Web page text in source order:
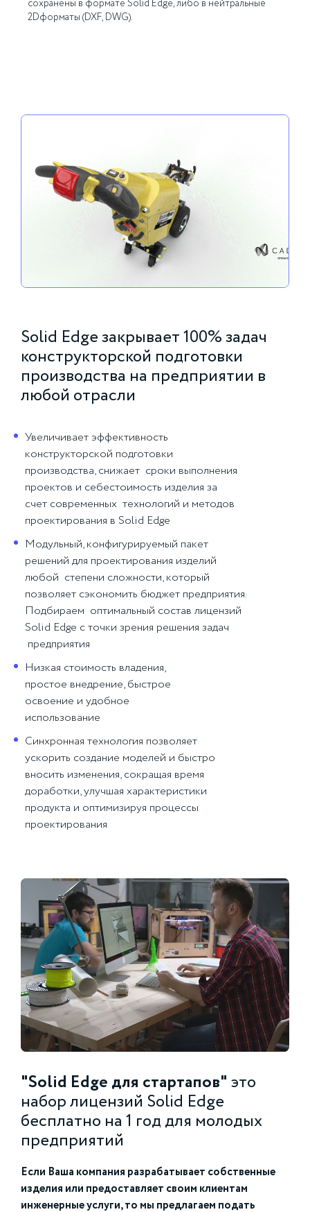
сохранены в формате Solid Edge, либо в нейтральные
2Dформаты (DXF, DWG).
Solid Edge закрывает 100% задач
конструкторской подготовки
производства на предприятии в
любой отрасли
Увеличивает эффективность
конструкторской подготовки
производства, снижает сроки выполнения
проектов и себестоимость изделия за
счет современных технологий и методов
проектирования в Solid Edge
Модульный, конфигурируемый пакет
решений для проектирования изделий
любой степени сложности, который
позволяет сэкономить бюджет предприятия.
Подбираем оптимальный состав лицензий
Solid Edge с точки зрения решения задач
предприятия
Низкая стоимость владения,
простое внедрение, быстрое
освоение и удобное
использование
Синхронная технология позволяет
ускорить создание моделей и быстро
вносить изменения, сокращая время
доработки, улучшая характеристики
продукта и оптимизируя процессы
проектирования
"Solid Edge для стартапов" это
набор лицензий Solid Edge
бесплатно на 1 год для молодых
предприятий
Если Ваша компания разрабатывает собственные
изделия или предоставляет своим клиентам
инженерные услуги, то мы предлагаем подать